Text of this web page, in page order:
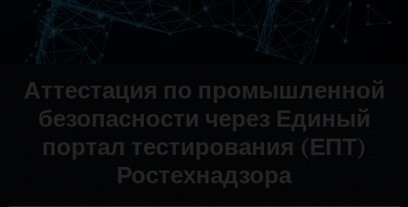
Аттестация по промышленной
безопасности через Единый
портал тестирования (ЕПТ)
Ростехнадзора